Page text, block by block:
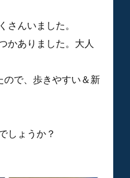
んいました。
かありました。大人
で、歩きやすい＆新
しょうか？